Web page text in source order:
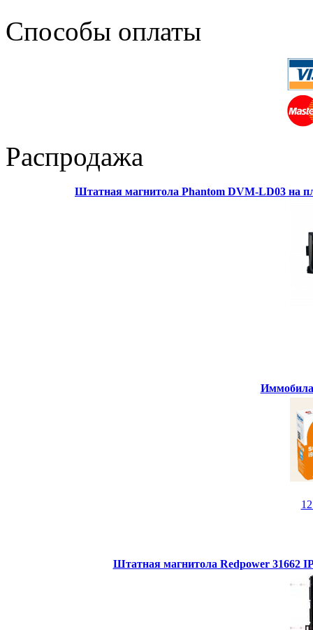
Способы оплаты
Распродажа
Штатная магнитола Phantom DVM-LD03 на
Штатная магнитола Redpower 31662